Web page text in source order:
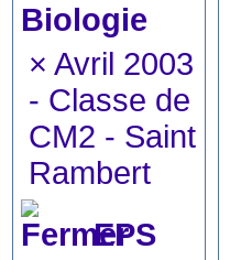
Biologie
× Avril 2003
- Classe de
CM2 - Saint
Rambert
EPS